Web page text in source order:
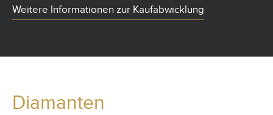
Weitere Informationen zur Kaufabwicklung
Diamanten